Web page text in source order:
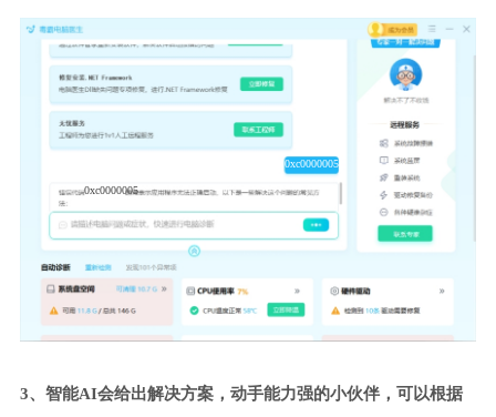
0xc0000005
0xc0000005
3、智能AI会给出解决方案，动手能力强的小伙伴，可以根据